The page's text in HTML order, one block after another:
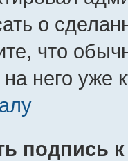
о
что
него уже
подпись